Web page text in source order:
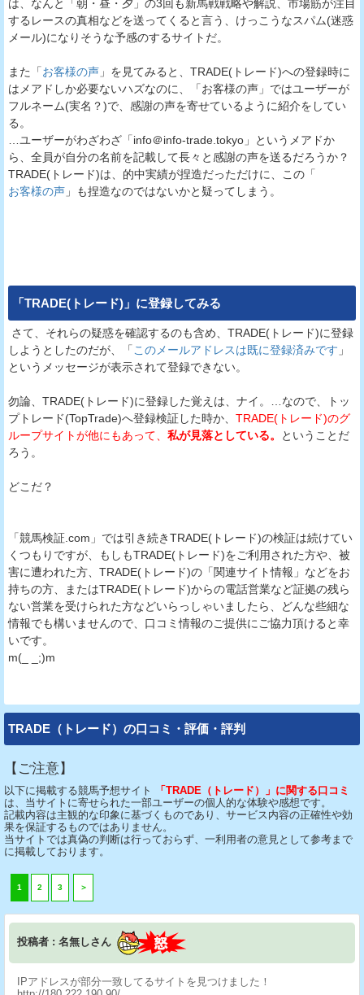
は、なんと「朝・昼・夕」の3回も新馬戦戦略や解説、市場筋が注目
するレースの真相などを送ってくると言う、けっこうなスパム(迷惑
メール)になりそうな予感のするサイトだ。
また「お客様の声 」を見てみると、TRADE(トレード)への登録時に
はメアドしか必要ないハズなのに、「お客様の声」ではユーザーが
フルネーム(実名？)で、感謝の声を寄せているように紹介をしてい
る。
…ユーザーがわざわざ「info＠info-trade.tokyo」というメアドか
ら、全員が自分の名前を記載して長々と感謝の声を送るだろうか？
TRADE(トレード)は、的中実績が捏造だっただけに、この「
お客様の声 」も捏造なのではないかと疑ってしまう。
「TRADE(トレード) 」に登録してみる
さて、それらの疑惑を確認するのも含め、TRADE(トレード)に登録
しようとしたのだが、「 このメールアドレスは既に登録済みです 」
というメッセージが表示されて登録できない。
勿論、TRADE(トレード)に登録した覚えは、ナイ。…なので、トッ
プトレード(TopTrade)へ登録検証した時か、 TRADE(トレード)のグ
ループサイトが他にもあって、 私が見落としている。
ということだ
ろう。
どこだ？
「競馬検証.com」では引き続きTRADE(トレード)の検証は続けてい
くつもりですが、もしもTRADE(トレード)をご利用された方や、被
害に遭われた方、TRADE(トレード)の「関連サイト情報」などをお
持ちの方、またはTRADE(トレード)からの電話営業など証拠の残ら
ない営業を受けられた方などいらっしゃいましたら、どんな些細な
情報でも構いませんので、口コミ情報のご提供にご協力頂けると幸
いです。
m(_ _;)m
TRADE（トレード）の口コミ・評価・評判
【ご注意】
以下に掲載する競馬予想サイト
「TRADE（トレード）」に関する口コミ
は、当サイトに寄せられた一部ユーザーの個人的な体験や感想です。
記載内容は主観的な印象に基づくものであり、サービス内容の正確性や効
果を保証するものではありません。
当サイトでは真偽の判断は行っておらず、一利用者の意見として参考まで
に掲載しております。
1 2 3 ＞
投稿者 : 名無しさん
IPアドレスが部分一致してるサイトを見つけました！